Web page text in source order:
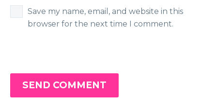
Save my name, email, and website in this
browser for the next time I comment.
SEND COMMENT